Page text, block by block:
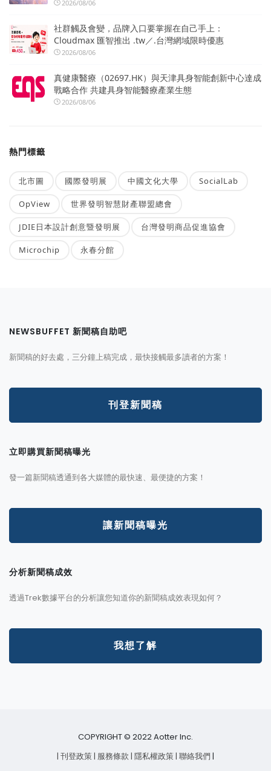
2026/08/06
社群觸及會變，品牌入口要掌握在自己手上：
Cloudmax 匯智推出 .tw／.台灣網域限時優惠
2026/08/06
真健康醫療（02697.HK）與天津具身智能創新中心達成
戰略合作 共建具身智能醫療產業生態
2026/08/06
熱門標籤
北市圖 國際發明展 中國文化大學 SocialLab
OpView 世界發明智慧財產聯盟總會
JDIE日本設計創意暨發明展 台灣發明商品促進協會
Microchip 永春分館
NEWSBUFFET 新聞稿自助吧
新聞稿的好去處，三分鐘上稿完成，最快接觸最多讀者的方案！
刊登新聞稿
立即購買新聞稿曝光
發一篇新聞稿透通到各大媒體的最快速、最便捷的方案！
讓新聞稿曝光
分析新聞稿成效
透過Trek數據平台的分析讓您知道你的新聞稿成效表現如何？
我想了解
COPYRIGHT © 2022 Aotter Inc.
| 刊登政策| 服務條款 | 隱私權政策| 聯絡我們 |